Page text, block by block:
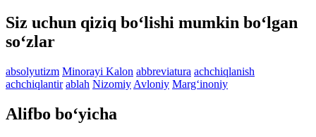
Siz uchun qiziq bo‘lishi mumkin bo‘lgan
so‘zlar
absolyutizm Minorayi Kalon abbreviatura achchiqlanish
achchiqlantir ablah Nizomiy Avloniy Marg‘inoniy
Alifbo bo‘yicha